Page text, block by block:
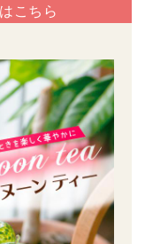
こちら